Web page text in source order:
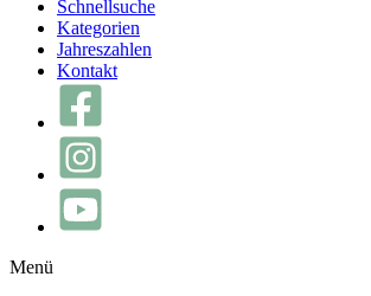
Schnellsuche
Kategorien
Jahreszahlen
Kontakt
Menü